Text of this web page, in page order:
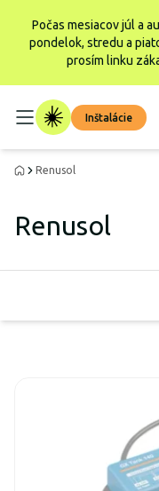
Počas mesiacov júl a
pondelok, stredu a
prosím linku
Inštalácie
Renusol
Renusol